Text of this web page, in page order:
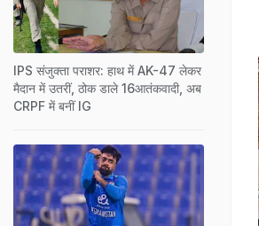
IPS संजुक्ता पराशर: हाथ में AK-47 लेकर
मैदान में उतरीं, ठोक डाले 16आतंकवादी, अब
CRPF में बनीं IG